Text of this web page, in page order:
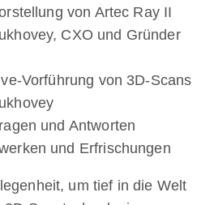
von Artec Ray II
CXO und Gründer
Vorführung von 3D-Scans
und Antworten
und Erfrischungen
um tief in die Welt